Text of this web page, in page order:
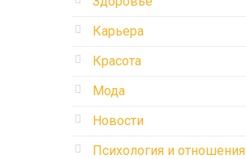
Карьера
Красота
Мода
Новости
Психология и отношения